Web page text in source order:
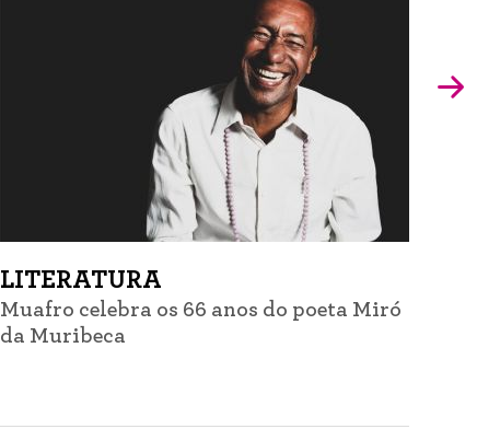
LITERATURA
Muafro celebra os 66 anos do poeta Miró
da Muribeca